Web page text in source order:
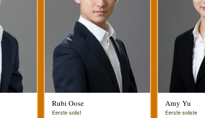
Rubi Oose
Eerste solist
Amy Yu
Eerste soliste